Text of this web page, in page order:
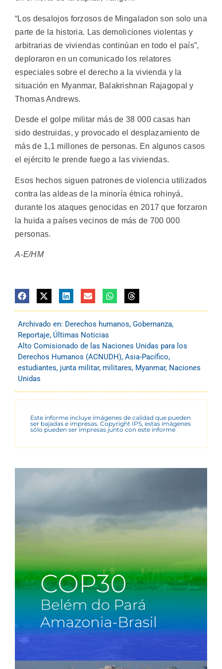
“Los desalojos forzosos de Mingaladon son solo una
parte de la historia. Las demoliciones violentas y
arbitrarias de viviendas continúan en todo el país”,
deploraron en un comunicado los relatores
especiales sobre el derecho a la vivienda y la
situación en Myanmar, Balakrishnan Rajagopal y
Thomas Andrews.
Desde el golpe militar más de 38 000 casas han
sido destruidas, y provocado el desplazamiento de
más de 1,1 millones de personas. En algunos casos
el ejército le prende fuego a las viviendas.
Esos hechos siguen patrones de violencia utilizados
contra las aldeas de la minoría étnica rohinyá,
durante los ataques genocidas en 2017 que forzaron
la huida a países vecinos de más de 700 000
personas.
A-E/HM
Archivado en: Derechos humanos, Gobernanza,
Reportaje, Últimas Noticias
Alto Comisionado de las Naciones Unidas para los
Derechos Humanos (ACNUDH), Asia-Pacífico,
estudiantes, junta militar, militares, Myanmar, Naciones
Unidas
Este informe incluye imágenes de calidad que pueden
ser bajadas e impresas. Copyright IPS, estas imágenes
sólo pueden ser impresas junto con este informe